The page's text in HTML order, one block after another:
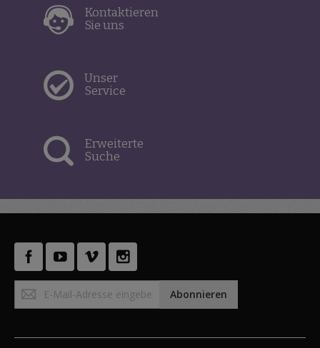
Kontaktieren
Sie uns
Unser
Service
Erweiterte
Suche
zum
Abonnieren